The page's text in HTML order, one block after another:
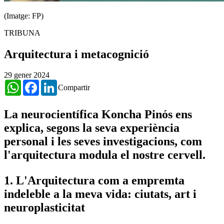
(Imatge: FP)
TRIBUNA
Arquitectura i metacognició
29 gener 2024
Compartir
WhatsAppFacebookLinkedIn
La neurocientífica Koncha Pinós ens
explica, segons la seva experiència
personal i les seves investigacions, com
l'arquitectura modula el nostre cervell.
1. L'Arquitectura com a empremta
indeleble a la meva vida: ciutats, art i
neuroplasticitat